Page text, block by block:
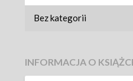
Bez kategorii
INFORMACJA O